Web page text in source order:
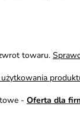
towaru.
- Oferta dla